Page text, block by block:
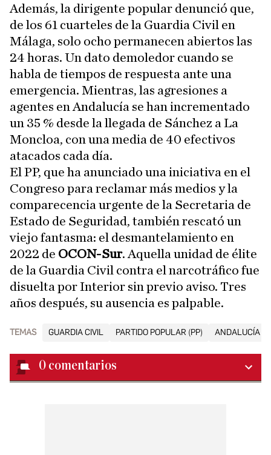
Además, la dirigente popular denunció que,
de los 61 cuarteles de la Guardia Civil en
Málaga, solo ocho permanecen abiertos las
24 horas. Un dato demoledor cuando se
habla de tiempos de respuesta ante una
emergencia. Mientras, las agresiones a
agentes en Andalucía se han incrementado
un 35 % desde la llegada de Sánchez a La
Moncloa, con una media de 40 efectivos
atacados cada día.
El PP, que ha anunciado una iniciativa en el
Congreso para reclamar más medios y la
comparecencia urgente de la Secretaria de
Estado de Seguridad, también rescató un
viejo fantasma: el desmantelamiento en
2022 de OCON-Sur. Aquella unidad de élite
de la Guardia Civil contra el narcotráfico fue
disuelta por Interior sin previo aviso. Tres
años después, su ausencia es palpable.
TEMAS GUARDIA CIVIL PARTIDO POPULAR (PP) ANDALUCÍA
0 comentarios